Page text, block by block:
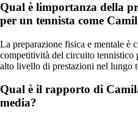
Qual è limportanza della
per un tennista come
La preparazione fisica e mentale è
competitività del circuito tennistico
alto livello di prestazioni nel lungo
Qual è il rapporto di
media?